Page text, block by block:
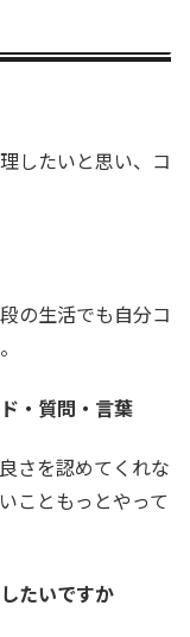
したいと思い、コ
の生活でも自分コ
・質問・言葉
さを認めてくれな
こともっとやって
たいですか